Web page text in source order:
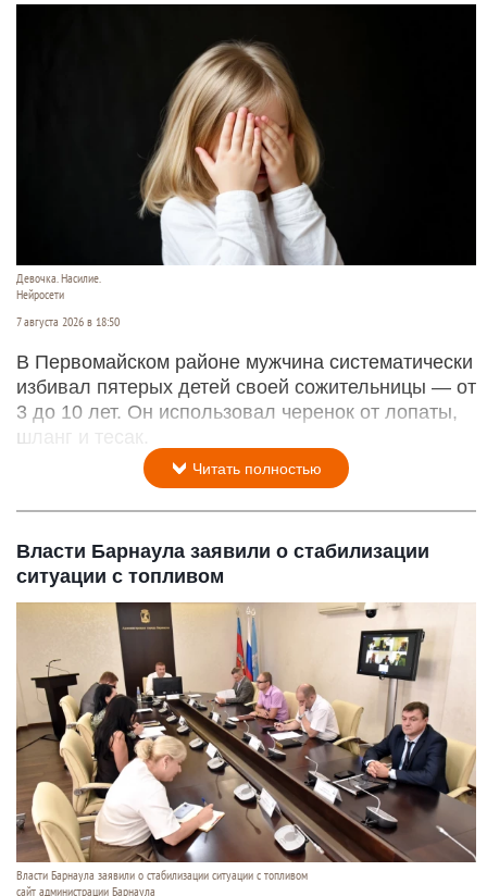
Девочка. Насилие.
Нейросети
7 августа 2026 в 18:50
В Первомайском районе мужчина систематически
избивал пятерых детей своей сожительницы — от
3 до 10 лет. Он использовал черенок от лопаты,
шланг и тесак.
Читать полностью
Власти Барнаула заявили о стабилизации
ситуации с топливом
Власти Барнаула заявили о стабилизации ситуации с топливом
сайт администрации Барнаула